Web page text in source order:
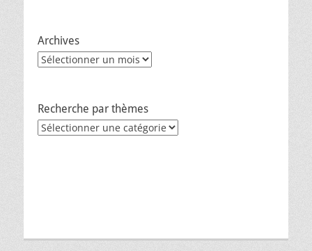
Archives
Archives
Recherche par thèmes
Recherche